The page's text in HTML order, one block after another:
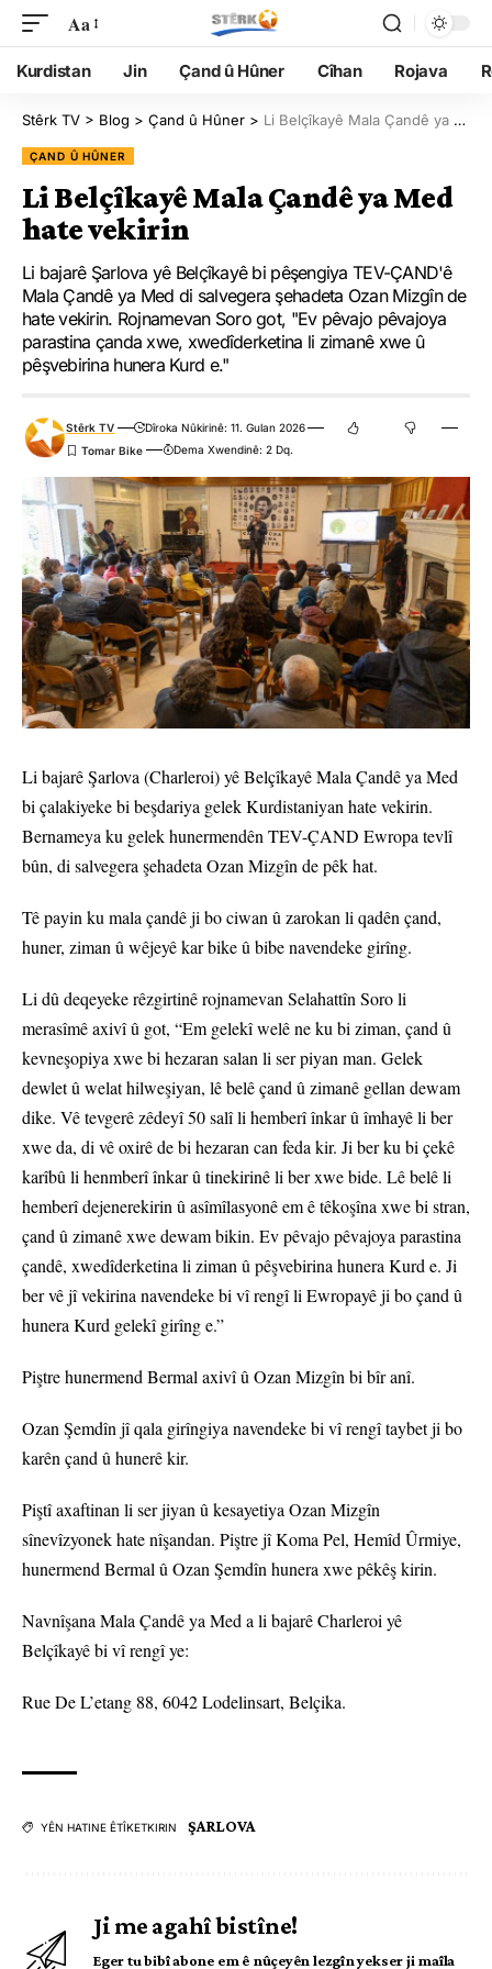
Aa
Kurdistan Jin Çand û Hûner Cîhan Rojava
Stêrk TV > Blog > Çand û Hûner > Li Belçîkayê Mala Çandê ya Med hate vekirin
ÇAND Û HÛNER
Li Belçîkayê Mala Çandê ya Med
hate vekirin
Li bajarê Şarlova yê Belçîkayê bi pêşengiya TEV-ÇAND'ê
Mala Çandê ya Med di salvegera şehadeta Ozan Mizgîn de
hate vekirin. Rojnamevan Soro got, "Ev pêvajo pêvajoya
parastina çanda xwe, xwedîderketina li zimanê xwe û
pêşvebirina hunera Kurd e."
Stêrk TV
Dîroka Nûkirinê: 11. Gulan 2026
Dema Xwendinê: 2 Dq.
Li bajarê Şarlova (Charleroi) yê Belçîkayê Mala Çandê ya Med
bi çalakiyeke bi beşdariya gelek Kurdistaniyan hate vekirin.
Bernameya ku gelek hunermendên TEV-ÇAND Ewropa tevlî
bûn, di salvegera şehadeta Ozan Mizgîn de pêk hat.
Tê payin ku mala çandê ji bo ciwan û zarokan li qadên çand,
huner, ziman û wêjeyê kar bike û bibe navendeke girîng.
Li dû deqeyeke rêzgirtinê rojnamevan Selahattîn Soro li
merasîmê axivî û got, “Em gelekî welê ne ku bi ziman, çand û
kevneşopiya xwe bi hezaran salan li ser piyan man. Gelek
dewlet û welat hilweşiyan, lê belê çand û zimanê gellan dewam
dike. Vê tevgerê zêdeyî 50 salî li hemberî înkar û îmhayê li ber
xwe da, di vê oxirê de bi hezaran can feda kir. Ji ber ku bi çekê
karîbû li henmberî înkar û tinekirinê li ber xwe bide. Lê belê li
hemberî dejenerekirin û asîmîlasyonê em ê têkoşîna xwe bi stran,
çand û zimanê xwe dewam bikin. Ev pêvajo pêvajoya parastina
çandê, xwedîderketina li ziman û pêşvebirina hunera Kurd e. Ji
ber vê jî vekirina navendeke bi vî rengî li Ewropayê ji bo çand û
hunera Kurd gelekî girîng e.”
Piştre hunermend Bermal axivî û Ozan Mizgîn bi bîr anî.
Ozan Şemdîn jî qala girîngiya navendeke bi vî rengî taybet ji bo
karên çand û hunerê kir.
Piştî axaftinan li ser jiyan û kesayetiya Ozan Mizgîn
sînevîzyonek hate nîşandan. Piştre jî Koma Pel, Hemîd Ûrmiye,
hunermend Bermal û Ozan Şemdîn hunera xwe pêkêş kirin.
Navnîşana Mala Çandê ya Med a li bajarê Charleroi yê
Belçîkayê bi vî rengî ye:
Rue De L’etang 88, 6042 Lodelinsart, Belçika.
YÊN HATINE ÊTÎKETKIRIN ŞARLOVA
Ji me agahî bistîne!
Eger tu bibî abone em ê nûçeyên lezgîn yekser ji maîla